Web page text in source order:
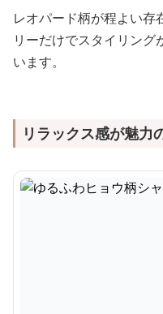
レオパード柄が程よい存
リーだけでスタイリング
います。
リラックス感が魅力